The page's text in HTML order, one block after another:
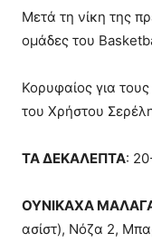
Μετά τη νίκη της
ομάδες του
Κορυφαίος για
του Χρήστου
ΤΑ ΔΕΚΑΛΕΠΤΑ:
ΟΥΝΙΚΑΧΑ
ασίστ), Νόζα 2,